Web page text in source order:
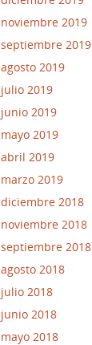
noviembre 2019
septiembre 2019
agosto 2019
julio 2019
junio 2019
mayo 2019
abril 2019
marzo 2019
diciembre 2018
noviembre 2018
septiembre 2018
agosto 2018
julio 2018
junio 2018
mayo 2018